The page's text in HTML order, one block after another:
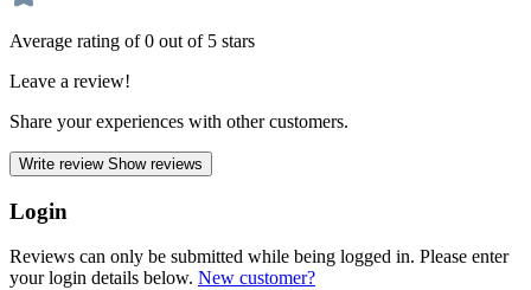
Average rating of 0 out of 5 stars
Leave a review!
Share your experiences with other customers.
Write review Show reviews
Login
Reviews can only be submitted while being logged in. Please enter
your login details below. New customer?